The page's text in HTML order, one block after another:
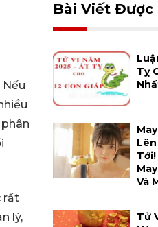
rất
lý,
Bài Viết Được
Tỵ
Và
Tử